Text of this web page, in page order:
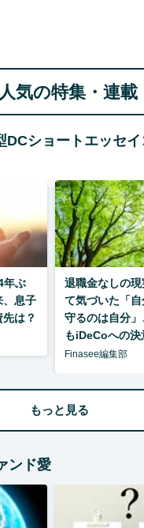
人気の特集・連載
DCショートエッセ
年ぶ
、息子
は？
退職金なしの
て気づいた「
守るのは自分
もiDeCoへの決
Finasee編集部
もっと見る
ンド愛